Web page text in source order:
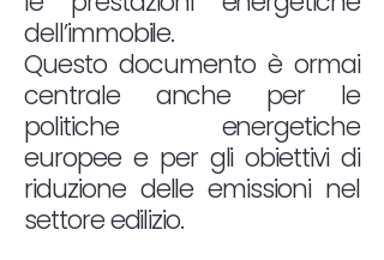
dell’immobile.
Questo documento è ormai
centrale anche per le
politiche energetiche
europee e per gli obiettivi di
riduzione delle emissioni nel
settore edilizio.